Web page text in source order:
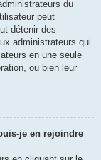
du
peut
détenir des
administrateurs qui
en une seule
ou bien leur
je en rejoindre